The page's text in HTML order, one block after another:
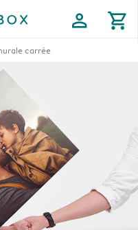
profile shopping_cart
carrée